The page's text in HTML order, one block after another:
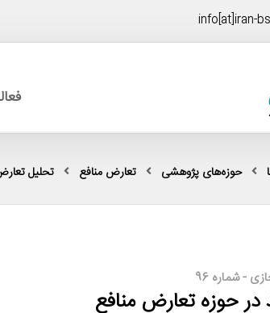
info[at]iran-
حوزه‌های پژوهشی تعارض منافع تحلیل
- شماره 96
در حوزه تعارض منافع